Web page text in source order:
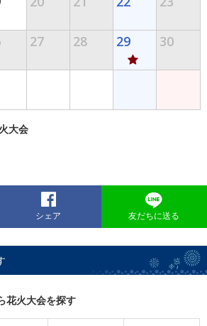
27 28 29 30
大会
シェア 友だちに送る
花火大会を探す